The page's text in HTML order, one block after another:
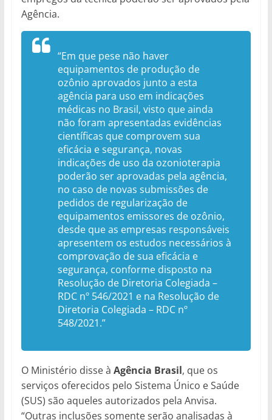
Agência.
“Em que pese não haver
equipamentos de produção de
ozônio aprovados junto a esta
agência para uso em indicações
médicas no Brasil, visto que ainda
não foram apresentadas evidências
científicas que comprovem sua
eficácia e segurança, novas
indicações de uso da ozonioterapia
poderão ser aprovadas pela agência,
no caso de novas submissões de
pedidos de regularização de
equipamentos emissores de ozônio,
desde que as empresas responsáveis
apresentem os estudos necessários à
comprovação de sua eficácia e
segurança, conforme disposto na
Resolução de Diretoria Colegiada –
RDC nº 546/2021 e na Resolução de
Diretoria Colegiada – RDC nº
548/2021.”
O Ministério disse à Agência Brasil, que os
serviços oferecidos pelo Sistema Único e Saúde
(SUS) são aqueles autorizados pela Anvisa.
“Outras inclusões somente serão analisadas à